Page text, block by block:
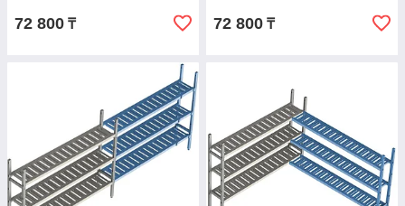
72 800 ₸ 72 800 ₸